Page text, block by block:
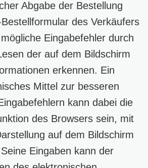
Abgabe der Bestellung
des Verkäufers
Eingabefehler durch
der auf dem Bildschirm
erkennen. Ein
Mittel zur besseren
kann dabei die
des Browsers sein, mit
auf dem Bildschirm
Eingaben kann der